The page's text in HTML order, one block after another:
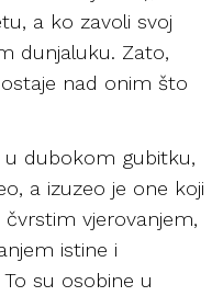
a ko zavoli svoj
dunjaluku. Zato,
nad onim što
u dubokom gubitku,
a izuzeo je one koji
vjerovanjem,
istine i
su osobine u